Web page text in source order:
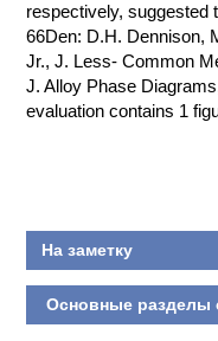
respectively, suggested
66Den: D.H. Dennison,
Jr., J. Less- Common
J. Alloy Phase
evaluation contains 1
На заметку
Основные разделы